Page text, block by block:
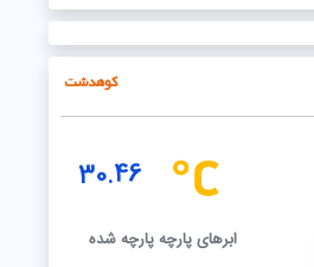
کوهدشت
30.46
ابرهای پارچه پارچه شده